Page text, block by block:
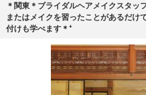
＊関東＊ブライダルヘアメイクスタ
またはメイクを習ったことがあるだ
付けも学べます＊⁺